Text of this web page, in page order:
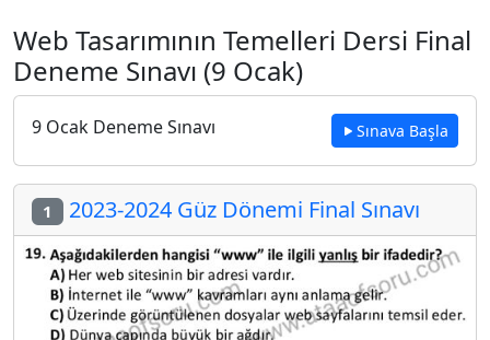
Web Tasarımının Temelleri Dersi Final
Deneme Sınavı (9 Ocak)
9 Ocak Deneme Sınavı Sınava Başla
1 2023-2024 Güz Dönemi Final Sınavı